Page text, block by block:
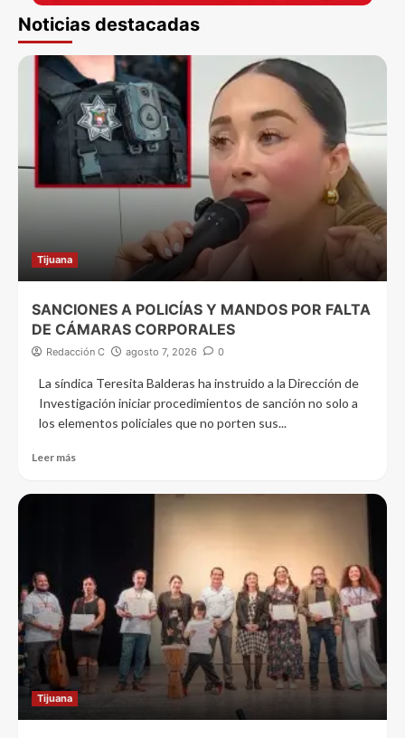
Noticias destacadas
Tijuana
SANCIONES A POLICÍAS Y MANDOS POR FALTA
DE CÁMARAS CORPORALES
Redacción C agosto 7, 2026 0
La síndica Teresita Balderas ha instruido a la Dirección de
Investigación iniciar procedimientos de sanción no solo a
los elementos policiales que no porten sus...
Leer más
Tijuana